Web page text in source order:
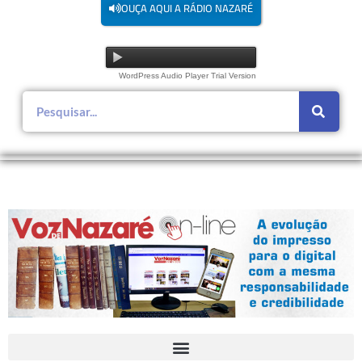
OUÇA AQUI A RÁDIO NAZARÉ
WordPress Audio Player Trial Version